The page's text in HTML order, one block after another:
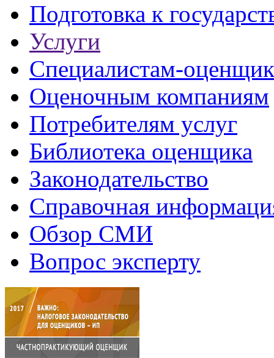
Подготовка к
Услуги
Специалистам-
Оценочным компаниям
Потребителям услуг
Библиотека оценщика
Законодательство
Справочная
Обзор СМИ
Вопрос эксперту